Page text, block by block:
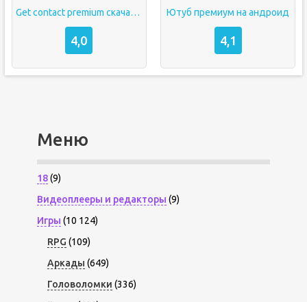
Get contact premium скачать бесплатно
4,0
Ютуб премиум на андроид
4,1
Меню
18(9)
Видеоплееры и редакторы (9)
Игры (10 124)
RPG (109)
Аркады (649)
Головоломки (336)